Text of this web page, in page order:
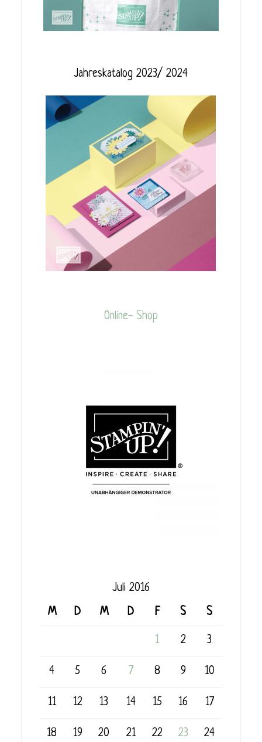
Jahreskatalog 2023/ 2024
Online- Shop
Juli 2016
M
D M D F S S
1 2 3
4 5 6 7 8 9 10
11 12 13 14 15 16 17
18 19 20 21 22 23 24